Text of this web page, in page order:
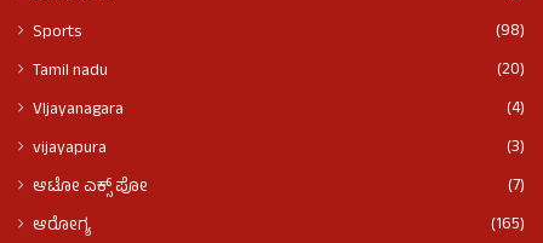
Sports
(98)
Tamil nadu
(20)
VIjayanagara
(4)
vijayapura
(3)
ಆಟೋ ಎಕ್ಸ್ ಪೋ
(7)
ಆರೋಗ್ಯ
(165)